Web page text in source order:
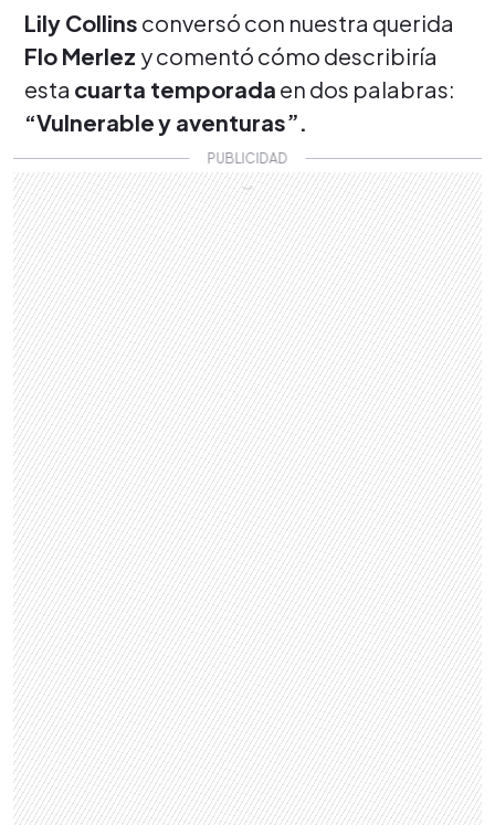
Lily Collins conversó con nuestra querida
Flo Merlez y comentó cómo describiría
esta cuarta temporada en dos palabras:
“Vulnerabley aventuras”.